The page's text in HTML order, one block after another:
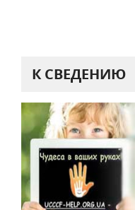
К СВЕДЕНИЮ